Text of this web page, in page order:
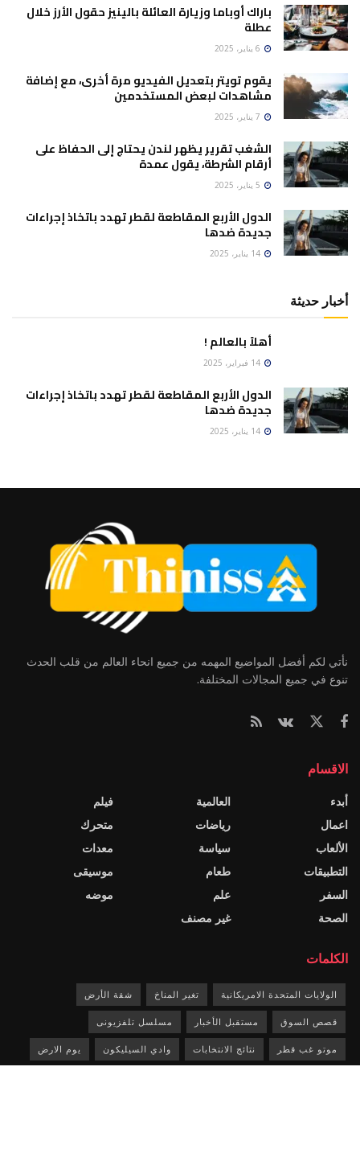
باراك أوباما وزيارة العائلة بالينيز حقول الأرز خلال
عطلة
يقوم تويتر بتعديل الفيديو مرة أخرى، مع إضافة
مشاهدات لبعض المستخدمين
الشغب تقرير يظهر لندن يحتاج إلى الحفاظ على
أرقام الشرطة، يقول عمدة
الدول الأربع المقاطعة لقطر تهدد باتخاذ إجراءات
جديدة ضدها
أخبار حديثة
أهلاً بالعالم !
الدول الأربع المقاطعة لقطر تهدد باتخاذ إجراءات
جديدة ضدها
نأتي لكم أفضل المواضيع المهمه من جميع انحاء العالم من قلب الحدث
تنوع في جميع المجالات المختلفة.
الاقسام
أبدء
اعمال
الألعاب
التطبيقات
السفر
الصحة
العالمية
رياضات
سياسة
طعام
علم
غير مصنف
فيلم
متحرك
معدات
موسيقى
موضه
الكلمات
الولايات المتحدة الامريكانية تغير المناخ شقة الأرض
قصص السوق مستقبل الأخبار مسلسل تلفزيونى
موتو غب قطر نتائج الانتخابات وادي السيليكون يوم الارض